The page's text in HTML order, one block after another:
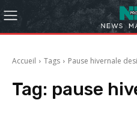
Accueil Tags Pause hivernale
Tag: pause